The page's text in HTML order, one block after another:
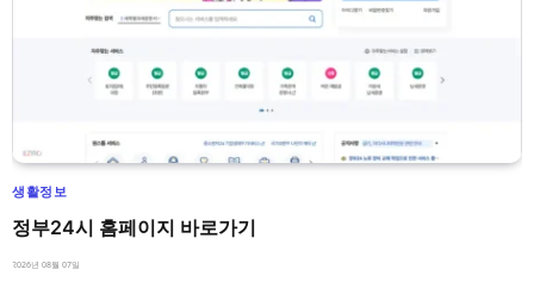
생활정보
정부24시 홈페이지 바로가기
2026년 08월 07일